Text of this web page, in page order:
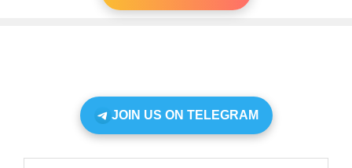
JOIN US ON TELEGRAM